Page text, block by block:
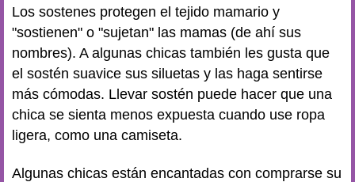
Los sostenes protegen el tejido mamario y
"sostienen" o "sujetan" las mamas (de ahí sus
nombres). A algunas chicas también les gusta que
el sostén suavice sus siluetas y las haga sentirse
más cómodas. Llevar sostén puede hacer que una
chica se sienta menos expuesta cuando use ropa
ligera, como una camiseta.
Algunas chicas están encantadas con comprarse su